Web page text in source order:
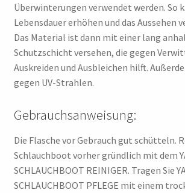
Überwinterungen verwendet werden. So
Lebensdauer erhöhen und das Aussehen
Das Material ist dann mit einer lang
Schutzschicht versehen, die gegen
Auskreiden und Ausbleichen hilft.
gegen UV-Strahlen.
Gebrauchsanweisung:
Die Flasche vor Gebrauch gut schütteln.
Schlauchboot vorher gründlich mit dem
SCHLAUCHBOOT REINIGER. Tragen Sie
SCHLAUCHBOOT PFLEGE mit einem